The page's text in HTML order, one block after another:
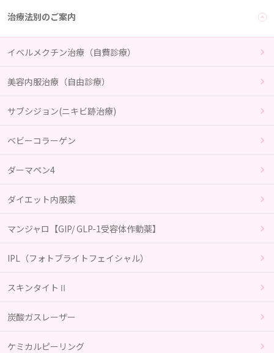
治療法別のご案内
イベルメクチン治療（自費診療）
美容内服治療（自由診療）
サブシジョン(ニキビ跡治療)
ベビーコラーゲン
ダーマペン4
ダイエット内服薬
マンジャロ【GIP/ GLP-1受容体作動薬】
IPL（フォトブライトフェイシャル）
スキンタイトⅡ
炭酸ガスレーザー
ケミカルピーリング